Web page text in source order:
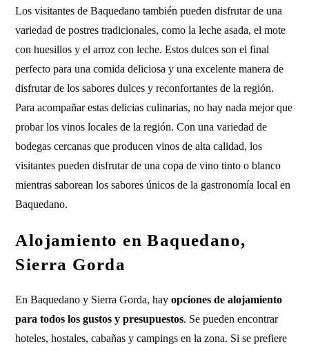
Los visitantes de Baquedano también pueden disfrutar de una
variedad de postres tradicionales, como la leche asada, el mote
con huesillos y el arroz con leche. Estos dulces son el final
perfecto para una comida deliciosa y una excelente manera de
disfrutar de los sabores dulces y reconfortantes de la región.
Para acompañar estas delicias culinarias, no hay nada mejor que
probar los vinos locales de la región. Con una variedad de
bodegas cercanas que producen vinos de alta calidad, los
visitantes pueden disfrutar de una copa de vino tinto o blanco
mientras saborean los sabores únicos de la gastronomía local en
Baquedano.
Alojamiento en Baquedano,
Sierra Gorda
En Baquedano y Sierra Gorda, hayopciones de alojamiento
para todos los gustos y presupuestos. Se pueden encontrar
hoteles, hostales, cabañas y campings en la zona. Si se prefiere